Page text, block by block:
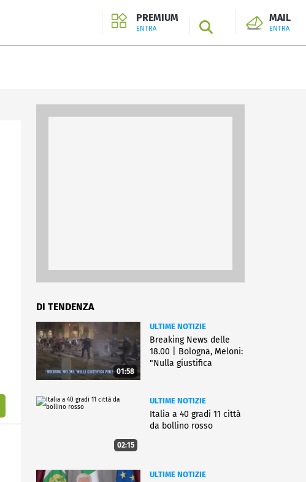
PREMIUM
ENTRA SEARCH
MAIL
ENTRA
DI TENDENZA
01:58
ULTIME NOTIZIE
Breaking News delle
18.00 | Bologna, Meloni:
"Nulla giustifica
02:15
ULTIME NOTIZIE
Italia a 40 gradi 11 città
da bollino rosso
ULTIME NOTIZIE